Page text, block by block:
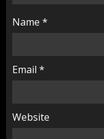
Name *
Email *
Website